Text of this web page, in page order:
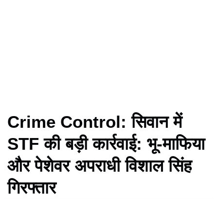
Crime Control: सिवान में
STF की बड़ी कार्रवाई: भू-माफिया
और पेशेवर अपराधी विशाल सिंह
गिरफ्तार